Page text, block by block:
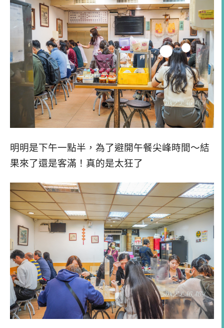
明明是下午一點半，為了避開午餐尖峰時間～結
果來了還是客滿！真的是太狂了